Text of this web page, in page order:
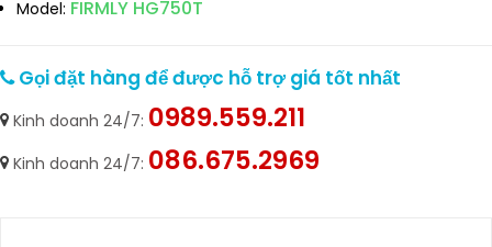
Model: FIRMLY HG750T
Gọi đặt hàng để được hỗ trợ giá tốt nhất
Kinh doanh 24/7: 0989.559.211
Kinh doanh 24/7: 086.675.2969